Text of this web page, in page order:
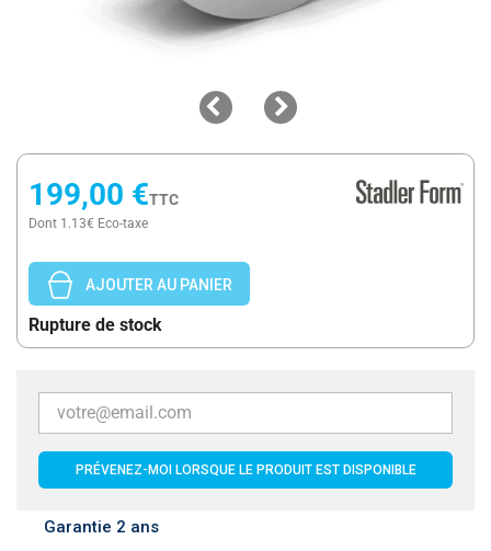
199,00 €TTC
Dont 1.13€ Eco-taxe
AJOUTER AU PANIER
Rupture de stock
PRÉVENEZ-MOI LORSQUE LE PRODUIT EST DISPONIBLE
Garantie 2 ans